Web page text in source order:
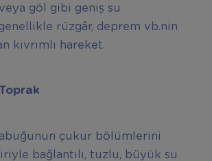
veya göl gibi geniş su
rüzgâr, deprem vb.nin
kıvrımlı hareket.
çukur bölümlerini
bağlantılı, tuzlu, büyük su